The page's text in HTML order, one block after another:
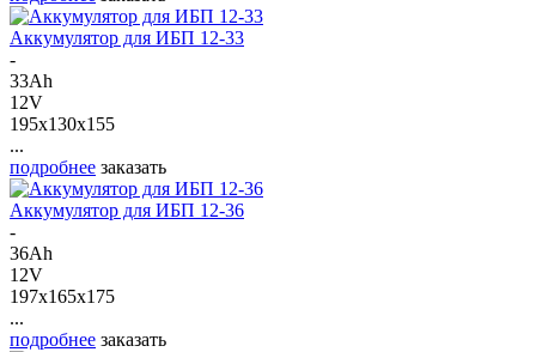
Аккумулятор для ИБП 12-33
-
33Ah
12V
195x130x155
...
подробнее заказать
Аккумулятор для ИБП 12-36
-
36Ah
12V
197x165x175
...
подробнее заказать